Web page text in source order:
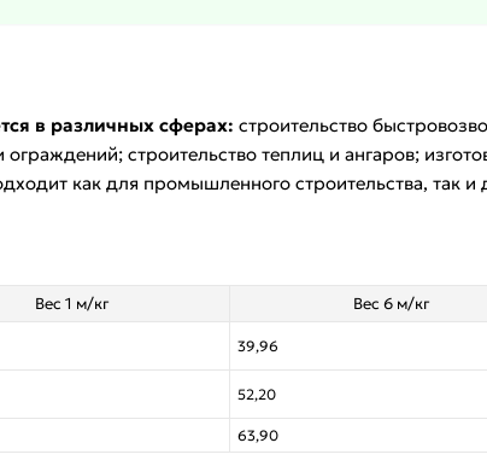
в различных сферах: строительство
строительство теплиц и ангаров;
как для промышленного строительства, так и
Вес 1 м/кг Вес 6 м/кг
39,96
52,20
63,90